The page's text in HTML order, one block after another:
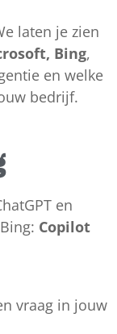
laten je zien
Bing,
en welke
bedrijf.
en
Copilot
vraag in jouw